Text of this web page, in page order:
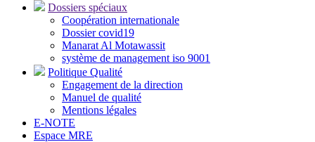
Dossiers spéciaux
Coopération internationale
Dossier covid19
Manarat Al Motawassit
système de management iso 9001
Politique Qualité
Engagement de la direction
Manuel de qualité
Mentions légales
E-NOTE
Espace MRE